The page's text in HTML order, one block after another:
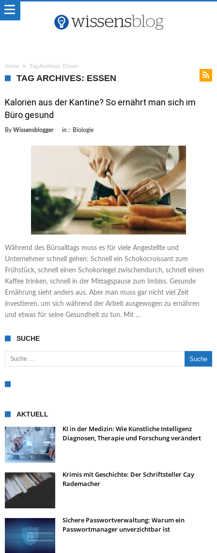
Home Tag Archives: Essen
TAG ARCHIVES: ESSEN
Kalorien aus der Kantine? So ernährt man sich im
Büro gesund
By Wissensblogger in : Biologie
Während des Büroalltags muss es für viele Angestellte und
Unternehmer schnell gehen: Schnell ein Schokocroissant zum
Frühstück, schnell einen Schokoriegel zwischendurch, schnell einen
Kaffee trinken, schnell in der Mittagspause zum Imbiss. Gesunde
Ernährung sieht anders aus. Aber man muss gar nicht viel Zeit
investieren, um sich während der Arbeit ausgewogen zu ernähren
und etwas für seine Gesundheit zu tun. Mit …
SUCHE
Suche nach:
AKTUELL
KI in der Medizin: Wie Künstliche Intelligenz
Diagnosen, Therapie und Forschung verändert
Krimis mit Geschichte: Der Schriftsteller Cay
Rademacher
Sichere Passwortverwaltung: Warum ein
Passwortmanager unverzichtbar ist